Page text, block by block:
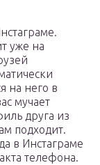
уже на
на него в
мучает
друга из
подходит.
в Инстаграме
телефона.